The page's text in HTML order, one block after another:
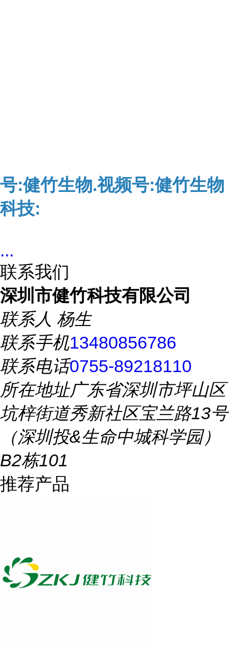
号:健竹生物.视频号:健竹生物
科技:
...
联系我们
深圳市健竹科技有限公司
联系人 杨生
联系手机13480856786
联系电话0755-89218110
所在地址广东省深圳市坪山区
坑梓街道秀新社区宝兰路13号
（深圳投&生命中城科学园）
B2栋101
推荐产品